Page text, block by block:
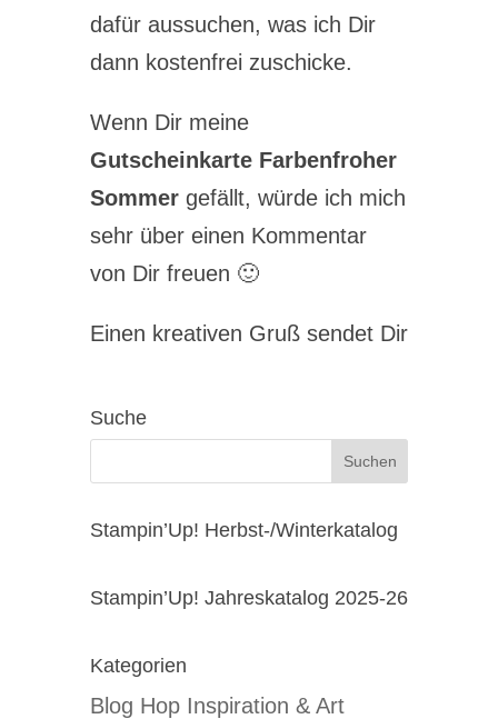
dafür aussuchen, was ich Dir
dann kostenfrei zuschicke.
Wenn Dir meine
Gutscheinkarte Farbenfroher
Sommergefällt, würde ich mich
sehr über einen Kommentar
von Dir freuen 🙂
Einen kreativen Gruß sendet Dir
Suche
Stampin’Up! Herbst-/Winterkatalog
Stampin’Up! Jahreskatalog 2025-26
Kategorien
Blog Hop Inspiration & Art